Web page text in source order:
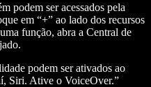
podem ser acessados pela
em “+” ao lado dos recursos
função, abra a Central de
podem ser ativados ao
Siri. Ative o VoiceOver.”